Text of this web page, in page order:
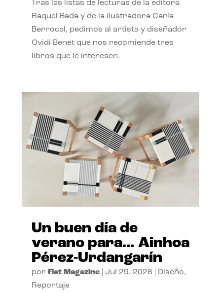
Tras las listas de lecturas de la editora
Raquel Bada y de la ilustradora Carla
Berrocal, pedimos al artista y diseñador
Ovidi Benet que nos recomiende tres
libros que le interesen.
Un buen día de
verano para… Ainhoa
Pérez-Urdangarín
por Flat Magazine| Jul 29, 2026 Diseño,
Reportaje